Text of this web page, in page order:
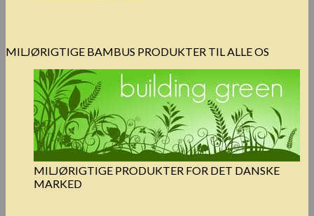
MILJØRIGTIGE BAMBUS PRODUKTER TIL ALLE OS
MILJØRIGTIGE PRODUKTER FOR DET DANSKE
MARKED